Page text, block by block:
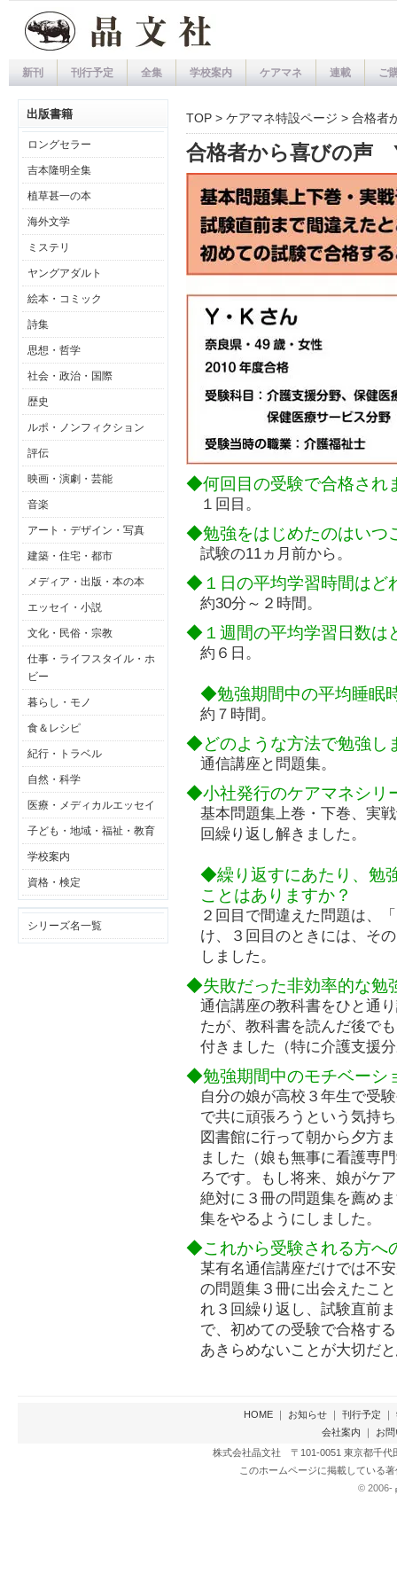
新刊 刊行予定 全集 学校案内 ケアマネ 連載 ご
出版書籍
ロングセラー
吉本隆明全集
植草甚一の本
海外文学
ミステリ
ヤングアダルト
絵本・コミック
詩集
思想・哲学
社会・政治・国際
歴史
ルポ・ノンフィクション
評伝
映画・演劇・芸能
音楽
アート・デザイン・写真
建築・住宅・都市
メディア・出版・本の本
エッセイ・小説
文化・民俗・宗教
仕事・ライフスタイル・ホ
ビー
暮らし・モノ
食＆レシピ
紀行・トラベル
自然・科学
医療・メディカルエッセイ
子ども・地域・福祉・教育
学校案内
資格・検定
シリーズ名一覧
TOP > ケアマネ特設ページ > 合格者
合格者から喜びの声
◆何回目の受験で合格され
１回目。
◆勉強をはじめたのはいつ
試験の11ヵ月前から。
◆１日の平均学習時間はど
約30分～２時間。
◆１週間の平均学習日数は
約６日。
◆勉強期間中の平均睡眠
約７時間。
◆どのような方法で勉強し
通信講座と問題集。
◆小社発行のケアマネシリ
基本問題集上巻・下巻、実
回繰り返し解きました。
◆繰り返すにあたり、勉
ことはありますか？
２回目で間違えた問題は、
け、３回目のときには、そ
しました。
◆失敗だった非効率的な勉
通信講座の教科書をひと通
たが、教科書を読んだ後で
付きました（特に介護支援
◆勉強期間中のモチベーシ
自分の娘が高校３年生で受
で共に頑張ろうという気持
図書館に行って朝から夕方
ました（娘も無事に看護専
ろです。もし将来、娘がケ
絶対に３冊の問題集を薦め
集をやるようにしました。
◆これから受験される方へ
某有名通信講座だけでは不
の問題集３冊に出会えたこ
れ３回繰り返し、試験直前
で、初めての受験で合格す
あきらめないことが大切だ
HOME ｜ お知らせ ｜ 刊行予定 ｜
会社案内 ｜ お
株式会社晶文社 〒101-0051 東京都千代
このホームページに掲載している
© 2006-